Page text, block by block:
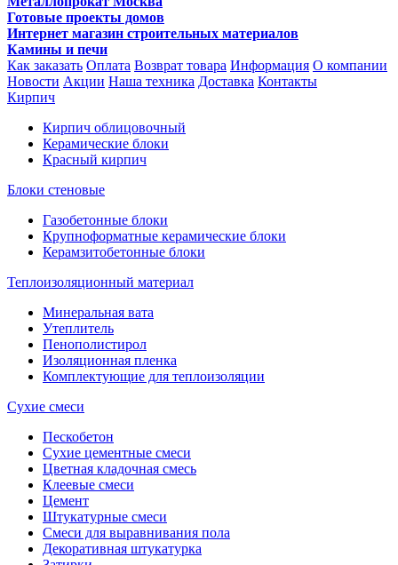
Готовые проекты домов
Интернет магазин строительных материалов
Камины и печи
Как заказать Оплата Возврат товара Информация О компании
Новости Акции Наша техника Доставка Контакты
Кирпич
Кирпич облицовочный
Керамические блоки
Красный кирпич
Блоки стеновые
Газобетонные блоки
Крупноформатные керамические блоки
Керамзитобетонные блоки
Теплоизоляционный материал
Минеральная вата
Утеплитель
Пенополистирол
Изоляционная пленка
Комплектующие для теплоизоляции
Сухие смеси
Пескобетон
Сухие цементные смеси
Цветная кладочная смесь
Клеевые смеси
Цемент
Штукатурные смеси
Смеси для выравнивания пола
Декоративная штукатурка